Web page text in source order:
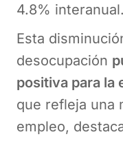
4.8% interanual.
Esta
desocupación
positiva para la
que refleja una
empleo,